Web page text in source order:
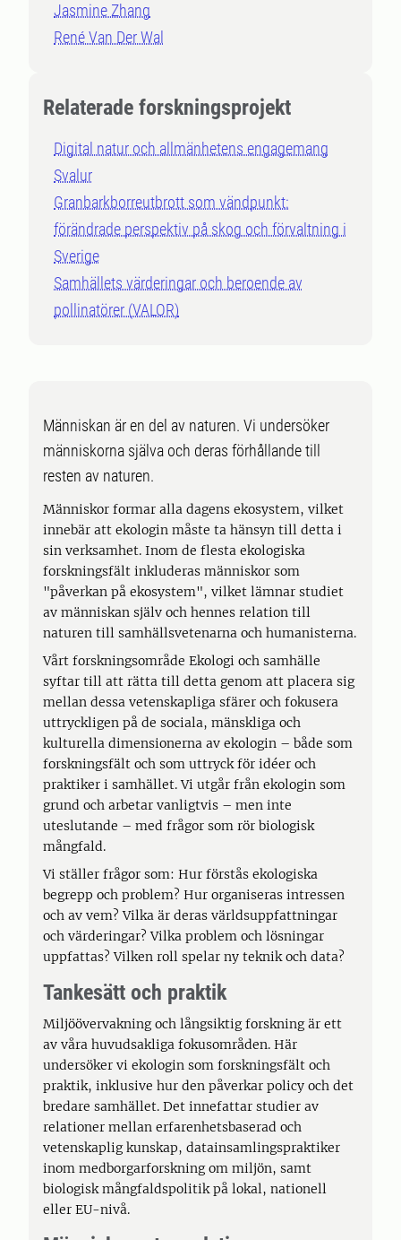
Jasmine Zhang
René Van Der Wal
Relaterade forskningsprojekt
Digital natur och allmänhetens engagemang
Svalur
Granbarkborreutbrott som vändpunkt:
förändrade perspektiv på skog och förvaltning i
Sverige
Samhällets värderingar och beroende av
pollinatörer (VALOR)
Människan är en del av naturen. Vi undersöker
människorna själva och deras förhållande till
resten av naturen.
Människor formar alla dagens ekosystem, vilket
innebär att ekologin måste ta hänsyn till detta i
sin verksamhet. Inom de flesta ekologiska
forskningsfält inkluderas människor som
"påverkan på ekosystem", vilket lämnar studiet
av människan själv och hennes relation till
naturen till samhällsvetenarna och humanisterna.
Vårt forskningsområde Ekologi och samhälle
syftar till att rätta till detta genom att placera sig
mellan dessa vetenskapliga sfärer och fokusera
uttryckligen på de sociala, mänskliga och
kulturella dimensionerna av ekologin – både som
forskningsfält och som uttryck för idéer och
praktiker i samhället. Vi utgår från ekologin som
grund och arbetar vanligtvis – men inte
uteslutande – med frågor som rör biologisk
mångfald.
Vi ställer frågor som: Hur förstås ekologiska
begrepp och problem? Hur organiseras intressen
och av vem? Vilka är deras världsuppfattningar
och värderingar? Vilka problem och lösningar
uppfattas? Vilken roll spelar ny teknik och data?
Tankesätt och praktik
Miljöövervakning och långsiktig forskning är ett
av våra huvudsakliga fokusområden. Här
undersöker vi ekologin som forskningsfält och
praktik, inklusive hur den påverkar policy och det
bredare samhället. Det innefattar studier av
relationer mellan erfarenhetsbaserad och
vetenskaplig kunskap, datainsamlingspraktiker
inom medborgarforskning om miljön, samt
biologisk mångfaldspolitik på lokal, nationell
eller EU-nivå.